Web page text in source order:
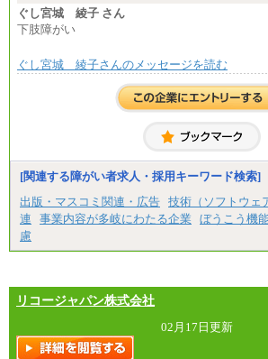
～(※3)、170,500～(※4)、
※2…大阪府、京都府、兵庫県
※3…愛知県、静岡県
※4…北海道、宮城県、栃木県
潟県、富山県、石川県、岡山
香川県、福岡県
分県、長崎県、熊本県、宮崎
◆パート・アルバイト
る。
の各種手当を含む金額です）
ぐし宮城 綾子 さん
下肢障がい
ぐし宮城 綾子さんのメッセージを読む
[関連する障がい者求人・採用キーワード検索]
出版・マスコミ関連・広告 技術（ソフトウェ
連
事業内容が多岐にわたる企業 ぼうこう機
慮
リコージャパン株式会社
02月17日更新